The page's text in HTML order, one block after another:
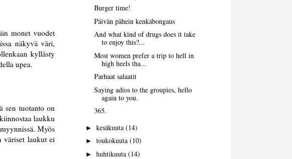
monet vuodet
näkyvä väri,
kyllästy
upea.
sen tuotanto on
laukku
Myös
väriset laukut ei
Burger time!
Päivän pähein kenkäbongaus
And what kind of drugs does it take
to enjoy this?...
Most women prefer a trip to hell in
high heels tha...
Parhaat salaatit
Saying adios to the groupies, hello
again to you.
365.
► kesäkuuta (14)
► toukokuuta (10)
► huhtikuuta (14)